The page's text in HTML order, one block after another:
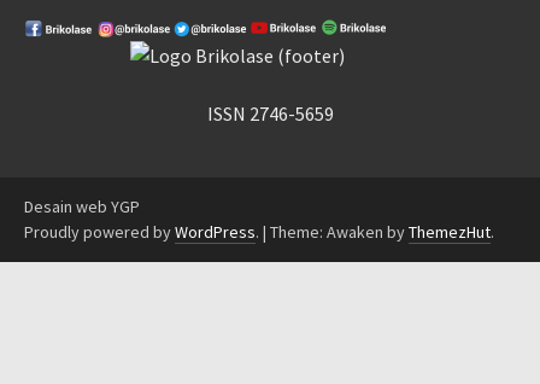
ISSN 2746-5659
Desain web YGP
Proudly powered byWordPress. | Theme: Awaken byThemezHut.